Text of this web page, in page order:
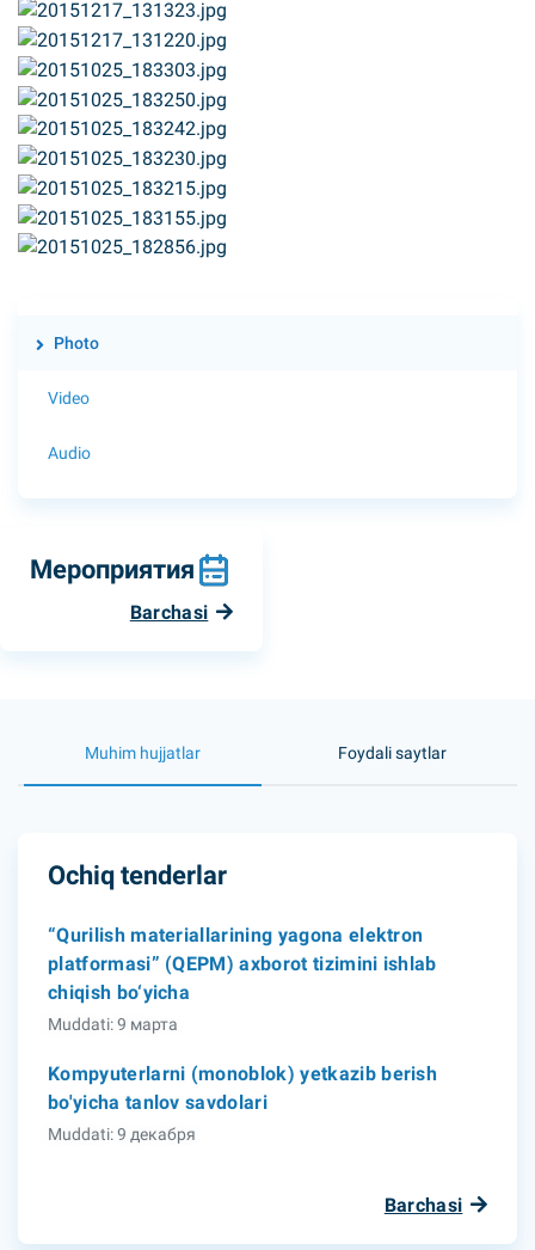
Photo
Video
Audio
Мероприятия
Barchasi
Muhim hujjatlar Foydali saytlar
Ochiq tenderlar
“Qurilish materiallarining yagona elektron
platformasi” (QEPM) axborot tizimini ishlab
chiqish bo‘yicha
Muddati: 9 марта
Kompyuterlarni (monoblok) yetkazib berish
bo'yicha tanlov savdolari
Muddati: 9 декабря
Barchasi